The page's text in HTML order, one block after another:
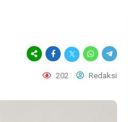
202 Redaksi